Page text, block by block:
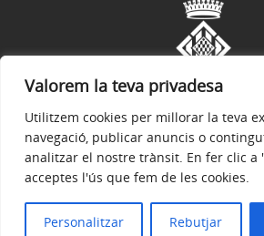
Valorem la teva privadesa
Utilitzem cookies per millorar la teva
navegació, publicar anuncis o
analitzar el nostre trànsit. En fer clic a
acceptes l'ús que fem de les cookies.
Personalitzar Rebutjar
Avís legal Política de privacitat
© 2026